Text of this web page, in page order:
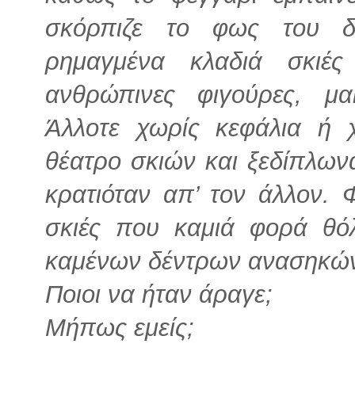
σκόρπιζε το φως του
ρημαγμένα κλαδιά
ανθρώπινες φιγούρες,
Άλλοτε χωρίς κεφάλια ή
θέατρο σκιών και
κρατιόταν απ’ τον άλλον.
σκιές που καμιά φορά
καμένων δέντρων
Ποιοι να ήταν άραγε;
Μήπως εμείς;